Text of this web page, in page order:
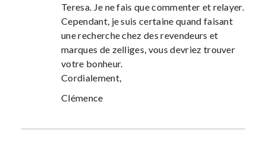
Teresa. Je ne fais que commenter et relayer.
Cependant, je suis certaine quand faisant
une recherche chez des revendeurs et
marques de zelliges, vous devriez trouver
votre bonheur.
Cordialement,
Clémence